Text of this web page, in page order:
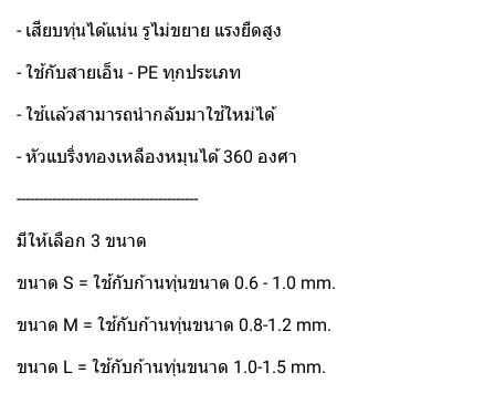
- เสียบทุ่นได้แน่น รูไม่ขยาย แรงยืดสูง
- ใช้กับสายเอ็น - PE ทุกประเภท
- ใช้เเล้วสามารถนำกลับมาใช้ใหม่ได้
- หัวแบริ่งทองเหลืองหมุนได้ 360 องศา
-----------------------------------------
มีให้เลือก 3 ขนาด
ขนาด S = ใช้กับก้านทุ่นขนาด 0.6 - 1.0 mm.
ขนาด M = ใช้กับก้านทุ่นขนาด 0.8-1.2 mm.
ขนาด L = ใช้กับก้านทุ่นขนาด 1.0-1.5 mm.